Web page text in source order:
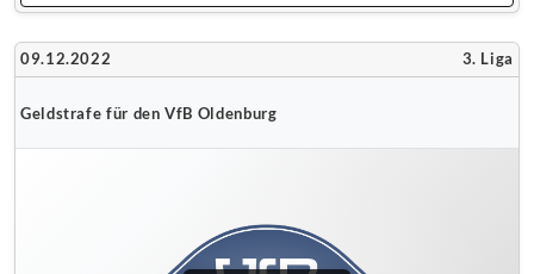
09.12.2022 3. Liga
Geldstrafe für den VfB Oldenburg